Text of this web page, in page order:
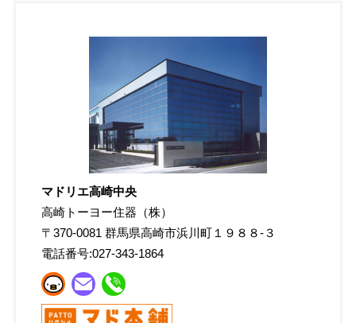
マドリエ高崎中央
高崎トーヨー住器（株）
〒 370-0081 群馬県高崎市浜川町１９８８-３
電話番号:027-343-1864